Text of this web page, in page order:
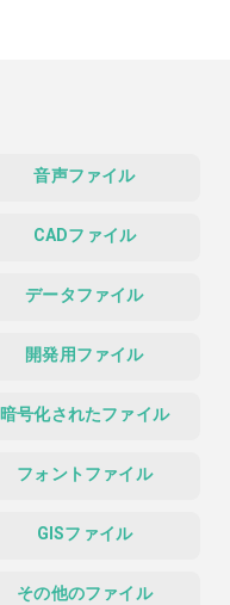
音声ファイル
CADファイル
データファイル
開発用ファイル
暗号化されたファイル
フォントファイル
GISファイル
その他のファイル